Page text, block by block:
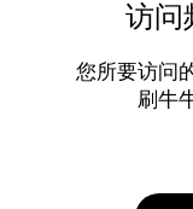
访问
您所要访问
刷牛